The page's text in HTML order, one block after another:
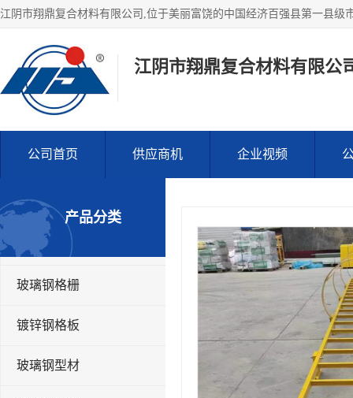
江阴市翔鼎复合材料有限公
公司首页 供应商机 企业视频
产品分类
玻璃钢格栅
镀锌钢格板
玻璃钢型材